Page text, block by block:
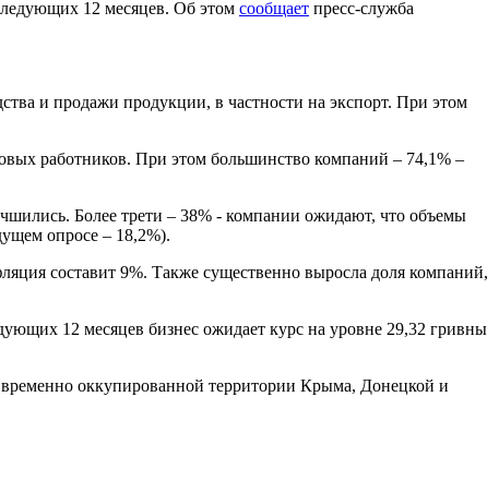
12 месяцев. Об этом сообщает пресс-служба
и продажи продукции, в частности на экспорт. При этом
работников. При этом большинство компаний – 74,1% –
Более трети – 38% - компании ожидают, что объемы
опросе – 18,2%).
составит 9%. Также существенно выросла доля компаний,
12 месяцев бизнес ожидает курс на уровне 29,32 гривны
временно оккупированной территории Крыма, Донецкой и